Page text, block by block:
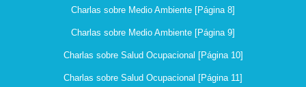
Charlas sobre Medio Ambiente [Página 8]
Charlas sobre Medio Ambiente [Página 9]
Charlas sobre Salud Ocupacional [Página 10]
Charlas sobre Salud Ocupacional [Página 11]